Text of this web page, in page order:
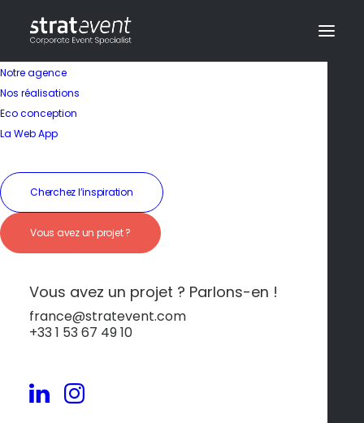
Notre agence
Nos réalisations
Eco conception
La Web App
Cherchez l’inspiration
Vous avez un projet ?
Vous avez un projet ? Parlons-en !
france@stratevent.com
+33 1 53 67 49 10
Un port animé et
plein de charme
|
Flânez le long des quais et profitez des